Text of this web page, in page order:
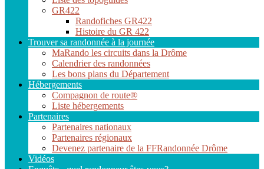
GR422
Randofiches GR422
Histoire du GR 422
Trouver sa randonnée à la journée
MaRando les circuits dans la Drôme
Calendrier des randonnées
Les bons plans du Département
Hébergements
Compagnon de route®
Liste hébergements
Partenaires
Partenaires nationaux
Partenaires régionaux
Devenez partenaire de la FFRandonnée Drôme
Vidéos